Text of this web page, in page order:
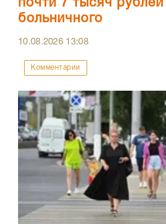
почти 7 тысяч
больничного
10.08.2026 13:08
Комментарии